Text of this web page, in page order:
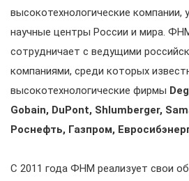
высокотехнологические компании,
научные центры России и мира.
сотрудничает с ведущими
компаниями, среди которых
высокотехнологические фирмы
Gobain, DuPont, Shlumberger,
Роснефть, Газпром,
С 2011 года ФНМ реализует свои